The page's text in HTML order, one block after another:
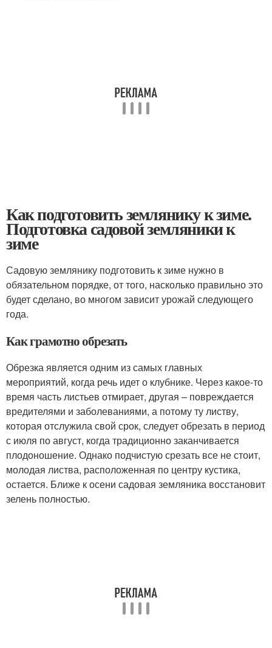
Как подготовить землянику к зиме.
Подготовка садовой земляники к
зиме
Садовую землянику подготовить к зиме нужно в
обязательном порядке, от того, насколько правильно это
будет сделано, во многом зависит урожай следующего
года.
Как грамотно обрезать
Обрезка является одним из самых главных
мероприятий, когда речь идет о клубнике. Через какое-то
время часть листьев отмирает, другая – повреждается
вредителями и заболеваниями, а потому ту листву,
которая отслужила свой срок, следует обрезать в период
с июля по август, когда традиционно заканчивается
плодоношение. Однако подчистую срезать все не стоит,
молодая листва, расположенная по центру кустика,
остается. Ближе к осени садовая земляника восстановит
зелень полностью.